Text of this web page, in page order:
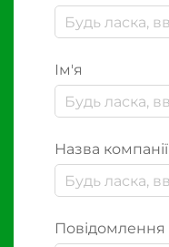
Ім'я
Назва компанії
Повідомлення